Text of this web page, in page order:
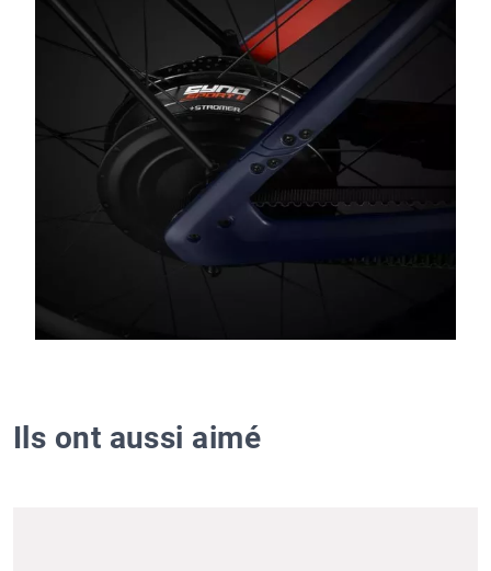
Ils ont aussi aimé